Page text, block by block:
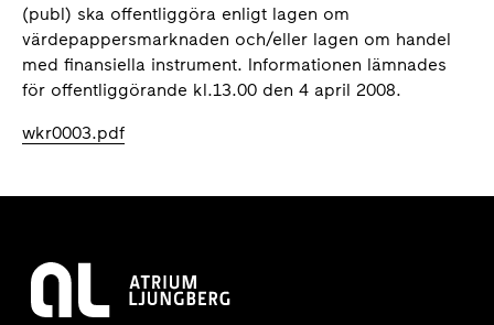
(publ) ska offentliggöra enligt lagen om
värdepappersmarknaden och/eller lagen om handel
med finansiella instrument. Informationen lämnades
för offentliggörande kl.13.00 den 4 april 2008.
wkr0003.pdf